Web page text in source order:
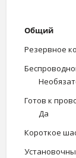
Общий
Резервное
Готов к
Да
Короткое